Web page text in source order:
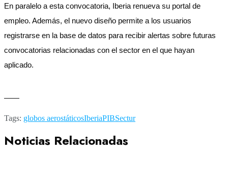
En paralelo a esta convocatoria, Iberia renueva su portal de
empleo. Además, el nuevo diseño permite a los usuarios
registrarse en la base de datos para recibir alertas sobre futuras
convocatorias relacionadas con el sector en el que hayan
aplicado.
——
Tags: globos aerostáticosIberiaPIBSectur
Noticias Relacionadas